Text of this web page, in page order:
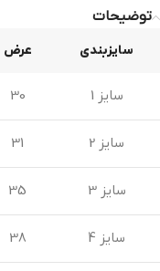
توضیحات
سایزبندی عرض
سایز 1 30
سایز 2 31
سایز 3 35
سایز 4 38